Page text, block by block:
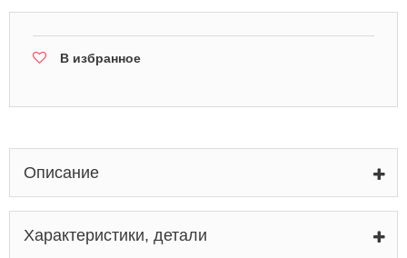
В избранное
Описание
Характеристики, детали